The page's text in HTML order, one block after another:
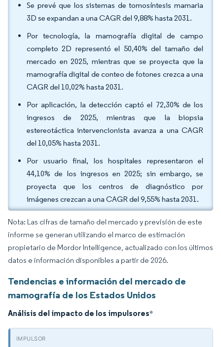
Se prevé que los sistemas de tomosíntesis mamaria
3D se expandan a una CAGR del 9,88% hasta 2031.
Por tecnología, la mamografía digital de campo
completo 2D representó el 50,40% del tamaño del
mercado en 2025, mientras que se proyecta que la
mamografía digital de conteo de fotones crezca a una
CAGR del 10,02% hasta 2031.
Por aplicación, la detección captó el 72,30% de los
ingresos de 2025, mientras que la biopsia
estereotáctica intervencionista avanza a una CAGR
del 10,05% hasta 2031.
Por usuario final, los hospitales representaron el
44,10% de los ingresos en 2025; sin embargo, se
proyecta que los centros de diagnóstico por
imágenes crezcan a una CAGR del 9,55% hasta 2031.
Nota: Las cifras de tamaño del mercado y previsión de este
informe se generan utilizando el marco de estimación
propietario de Mordor Intelligence, actualizado con los últimos
datos e información disponibles a partir de 2026.
Tendencias e información del mercado de
mamografía de los Estados Unidos
Análisis del impacto de los impulsores*